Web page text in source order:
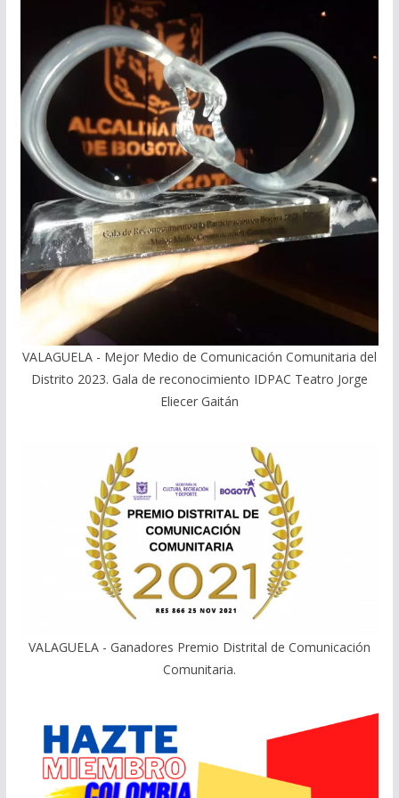
VALAGUELA - Mejor Medio de Comunicación Comunitaria del
Distrito 2023. Gala de reconocimiento IDPAC Teatro Jorge
Eliecer Gaitán
VALAGUELA - Ganadores Premio Distrital de Comunicación
Comunitaria.